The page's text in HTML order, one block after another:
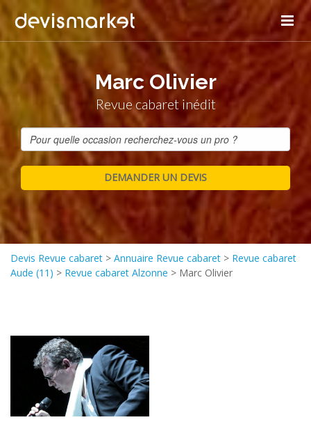
Marc Olivier
Revue cabaret inédit
Devis Revue cabaret > Annuaire Revue cabaret > Revue cabaret
Aude (11) > Revue cabaret Alzonne > Marc Olivier